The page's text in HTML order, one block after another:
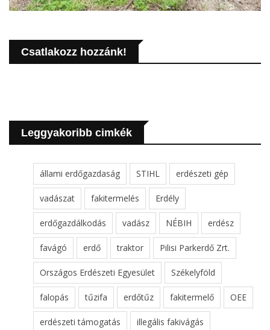
Csatlakozz hozzánk!
Leggyakoribb cimkék
állami erdőgazdaság STIHL erdészeti gép
vadászat fakitermelés Erdély
erdőgazdálkodás vadász NÉBIH erdész
favágó erdő traktor Pilisi Parkerdő Zrt.
Országos Erdészeti Egyesület Székelyföld
falopás tűzifa erdőtűz fakitermelő OEE
erdészeti támogatás illegális fakivágás